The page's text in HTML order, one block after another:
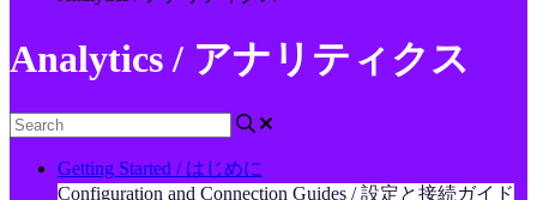
Analytics / アナリティクス
Getting Started / はじめに
Configuration and Connection Guides / 設定と接続ガイド